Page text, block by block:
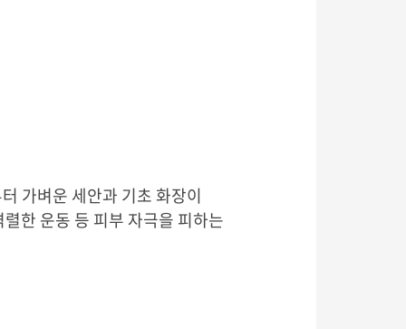
가벼운 세안과 기초 화장이
한 운동 등 피부 자극을 피하는